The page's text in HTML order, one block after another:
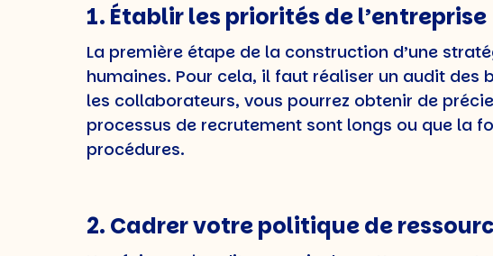
1. Établir les priorités de l’entreprise
La première étape de la construction d’une
humaines. Pour cela, il faut réaliser un audit des
les collaborateurs, vous pourrez obtenir de
processus de recrutement sont longs ou que la
procédures.
2. Cadrer votre politique de